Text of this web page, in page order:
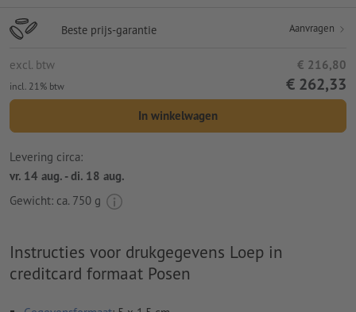
Beste prijs-garantie Aanvragen
excl. btw € 216,80
incl. 21% btw € 262,33
In winkelwagen
Levering circa:
vr. 14 aug. - di. 18 aug.
Gewicht: ca. 750 g
Instructies voor drukgegevens Loep in
creditcard formaat Posen